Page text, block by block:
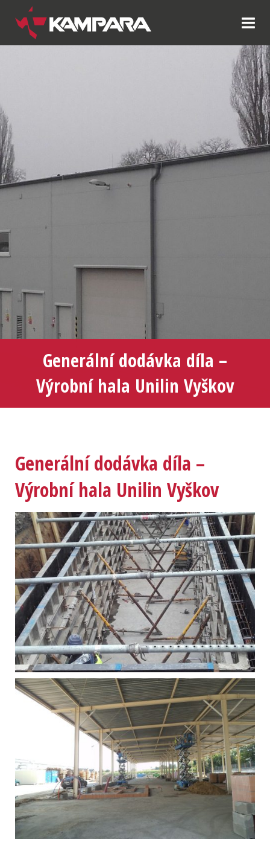
Generální dodávka díla –
Výrobní hala Unilin Vyškov
Generální dodávka díla –
Výrobní hala Unilin Vyškov